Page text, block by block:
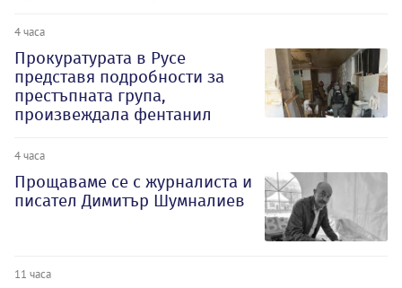
4 часа
Прокуратурата в Русе
представя подробности за
престъпната група,
произвеждала фентанил
4 часа
Прощаваме се с журналиста и
писател Димитър Шумналиев
11 часа